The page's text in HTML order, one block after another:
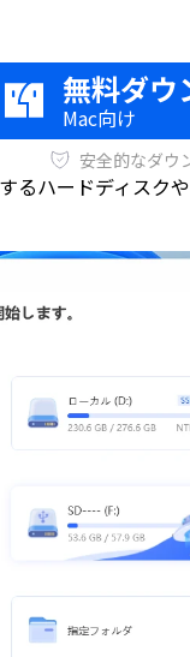
無料ダウ
Mac向け
安全的なダウ
るハードディスク